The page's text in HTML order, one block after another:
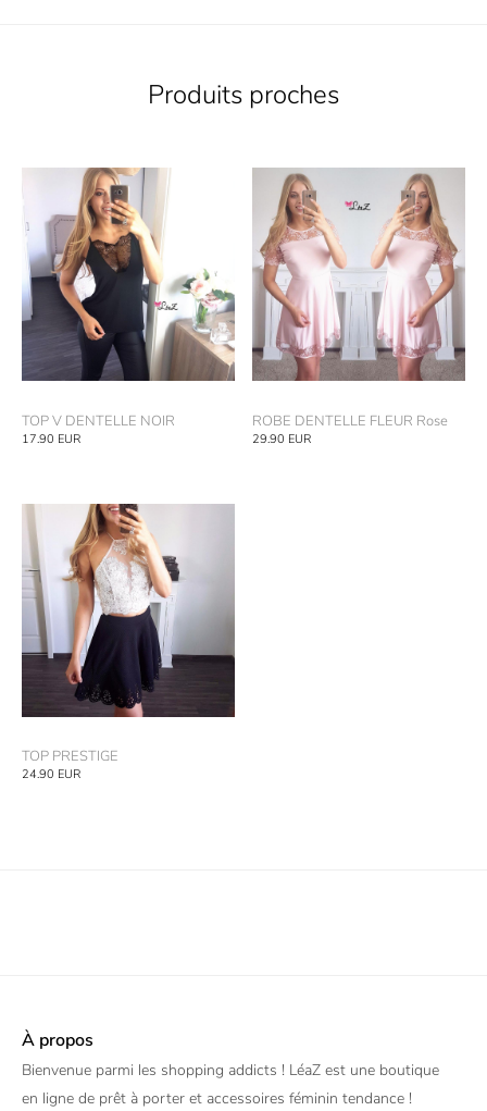
Produits proches
TOP V DENTELLE NOIR
17.90 EUR
ROBE DENTELLE FLEUR Rose
29.90 EUR
TOP PRESTIGE
24.90 EUR
À propos
Bienvenue parmi les shopping addicts ! LéaZ est une boutique
en ligne de prêt à porter et accessoires féminin tendance !